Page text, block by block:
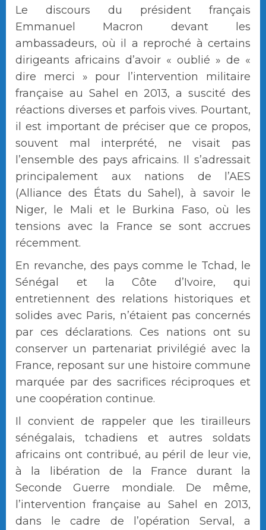
Le discours du président français
Emmanuel Macron devant les
ambassadeurs, où il a reproché à certains
dirigeants africains d’avoir « oublié » de «
dire merci » pour l’intervention militaire
française au Sahel en 2013, a suscité des
réactions diverses et parfois vives. Pourtant,
il est important de préciser que ce propos,
souvent mal interprété, ne visait pas
l’ensemble des pays africains. Il s’adressait
principalement aux nations de l’AES
(Alliance des États du Sahel), à savoir le
Niger, le Mali et le Burkina Faso, où les
tensions avec la France se sont accrues
récemment.
En revanche, des pays comme le Tchad, le
Sénégal et la Côte d’Ivoire, qui
entretiennent des relations historiques et
solides avec Paris, n’étaient pas concernés
par ces déclarations. Ces nations ont su
conserver un partenariat privilégié avec la
France, reposant sur une histoire commune
marquée par des sacrifices réciproques et
une coopération continue.
Il convient de rappeler que les tirailleurs
sénégalais, tchadiens et autres soldats
africains ont contribué, au péril de leur vie,
à la libération de la France durant la
Seconde Guerre mondiale. De même,
l’intervention française au Sahel en 2013,
dans le cadre de l’opération Serval, a